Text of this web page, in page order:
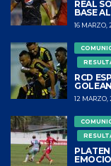
REAL
BASE
16 MARZO,
RCD
12 MARZO,